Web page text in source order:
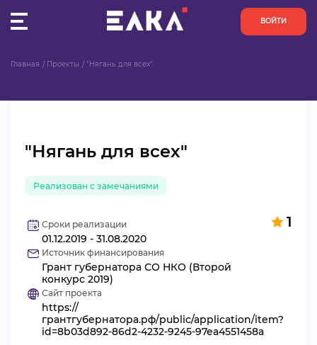
ВОЙТИ
ОРГАНИЗАЦИИ
АКТИВИСТЫ
ПРОЕКТЫ
АНАЛИТИКА
БАЗА ЗНАНИЙ
ВИДЕОКУРСЫ
Главная Проекты "Нягань для всех"
"Нягань для всех"
Реализован с замечаниями
1
Сроки реализации
01.12.2019 - 31.08.2020
Источник финансирования
Грант губернатора СО НКО (Второй
конкурс 2019)
Сайт проекта
https://
грантгубернатора.рф/public/application/item?
id=8b03d892-86d2-4232-9245-97ea4551458a